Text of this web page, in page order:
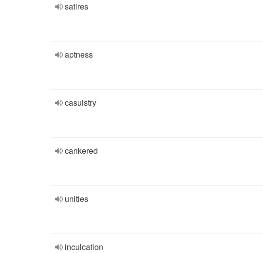
satires
aptness
casuistry
cankered
unities
inculcation